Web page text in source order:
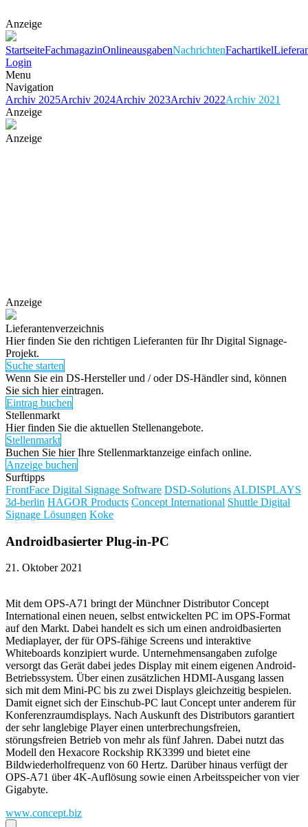
Anzeige
StartseiteFachmagazinOnlineausgabenNachrichtenFachartikel
Login
Menu
Navigation
Archiv 2025Archiv 2024Archiv 2023Archiv 2022Archiv 2021
Anzeige
Anzeige
Anzeige
Lieferantenverzeichnis
Hier finden Sie den richtigen Lieferanten für Ihr Digital Signage-
Projekt.
Suche starten
Wenn Sie ein DS-Hersteller und / oder DS-Händler sind, können
Sie sich hier eintragen.
Eintrag buchen
Stellenmarkt
Hier finden Sie die aktuellen Stellenangebote.
Stellenmarkt
Buchen Sie hier Ihre Stellenmarktanzeige einfach online.
Anzeige buchen
Surftipps
FrontFace Digital Signage Software DSD-Solutions ALDISPLAYS
3d-berlin HAGOR Products Concept International Shuttle Digital
Signage Lösungen Koke
Androidbasierter Plug-in-PC
21. Oktober 2021
Mit dem OPS-A71 bringt der Münchner Distributor Concept
International einen neuen, selbst entwickelten PC im OPS-Format
auf den Markt. Dabei handelt es sich um einen androidbasierten
Mediaplayer, der für OPS-fähige Screens und interaktive
Whiteboards konzipiert wurde. Unternehmensangaben zufolge
versorgt das Gerät dabei jedes Display mit einem eigenen Android-
Betriebssystem. Über einen zusätzlichen HDMI-Ausgang lassen
sich mit dem Mini-PC bis zu zwei Displays gleichzeitig bespielen.
Damit eignet sich der Einschub-PC laut Concept unter anderem für
Konferenzraumdisplays. Nach Auskunft des Distributors garantiert
der sehr langlebige Player einen unterbrechungsfreien,
störungsfreien Betrieb von mehr als fünf Jahren. Dabei nutzt das
Modell den Hexacore Rockship RK3399 und bietet eine
Bildwiederholfrequenz von 60 Hertz. Darüber hinaus verfügt der
OPS-A71 über 4K-Auflösung sowie einen Arbeitsspeicher von vier
Gigabyte.
www.concept.biz